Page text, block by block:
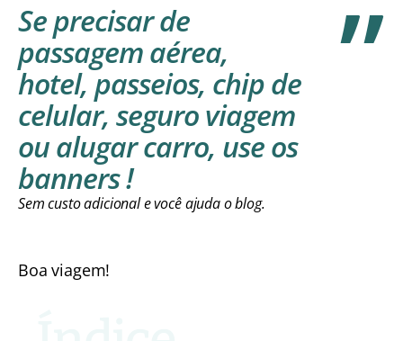
Se precisar de
passagem aérea,
hotel, passeios, chip de
celular, seguro viagem
ou alugar carro, use os
banners !
Sem custo adicional e você ajuda o blog.
Boa viagem!